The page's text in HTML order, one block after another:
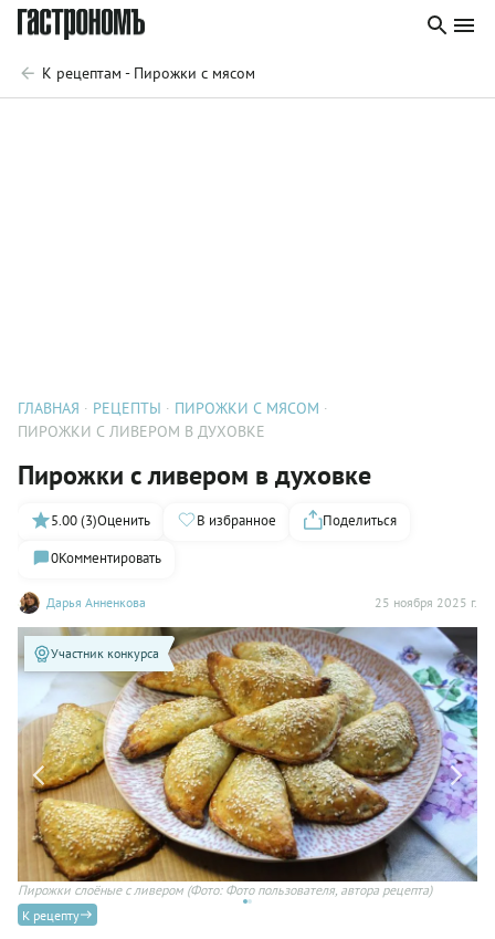
К рецептам - Пирожки с мясом
ГЛАВНАЯ РЕЦЕПТЫ
ПИРОЖКИ С МЯСОМ
ПИРОЖКИ С ЛИВЕРОМ В ДУХОВКЕ
Пирожки с ливером в духовке
Дарья Анненкова 25 ноября 2025 г.
5.00 (3)Оценить В избранное
Поделиться
0Комментировать
Участник конкурса
Пирожки слоёные с ливером (Фото: Фото пользователя, автора рецепта)
К рецепту